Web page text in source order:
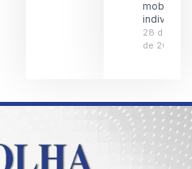
individual
28 de
de 2026